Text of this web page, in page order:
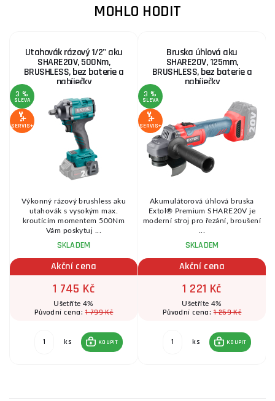
MOHLO HODIT
Utahovák rázový 1/2" aku
SHARE20V, 500Nm,
BRUSHLESS, bez baterie a
nabíječky
3 %
SLEVA
SERVIS+
Výkonný rázový brushless aku
utahovák s vysokým max.
kroutícím momentem 500Nm
Vám poskytuj ...
SKLADEM
Akční cena
1 745 Kč
Ušetříte 4%
Původní cena:1 799 Kč
ks KOUPIT
Bruska úhlová aku
SHARE20V, 125mm,
BRUSHLESS, bez baterie a
nabíječky
3 %
SLEVA
SERVIS+
Akumulátorová úhlová bruska
Extol® Premium SHARE20V je
moderní stroj pro řezání, broušení
SKLADEM
Akční cena
1 221 Kč
Ušetříte 4%
Původní cena:1 259 Kč
ks KOUPIT